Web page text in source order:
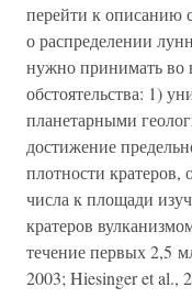
перейти к описанию
о распределении
нужно принимать во
обстоятельства: 1)
планетарными
достижение
плотности
числа к площади
кратеров
течение первых 2,5
2003; Hiesinger et al.,